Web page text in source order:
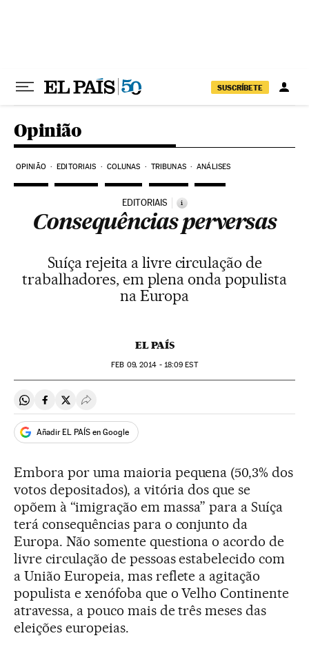
SUSCRÍBETE
Opinião
OPINIÃO EDITORIAIS COLUNAS TRIBUNAS ANÁLISES
EDITORIAIS i
Consequências perversas
Suíça rejeita a livre circulação de
trabalhadores, em plena onda populista
na Europa
EL PAÍS
FEB 09, 2014 - 18:09 EST
Compartir en Whatsapp
Compartir en Facebook
Compartir en Twitter
Desplegar Redes Sociales
Añadir EL PAÍS en Google
Embora por uma maioria pequena (50,3% dos
votos depositados), a vitória dos que se
opõem à “imigração em massa” para a Suíça
terá consequências para o conjunto da
Europa. Não somente questiona o acordo de
livre circulação de pessoas estabelecido com
a União Europeia, mas reflete a agitação
populista e xenófoba que o Velho Continente
atravessa, a pouco mais de três meses das
eleições europeias.